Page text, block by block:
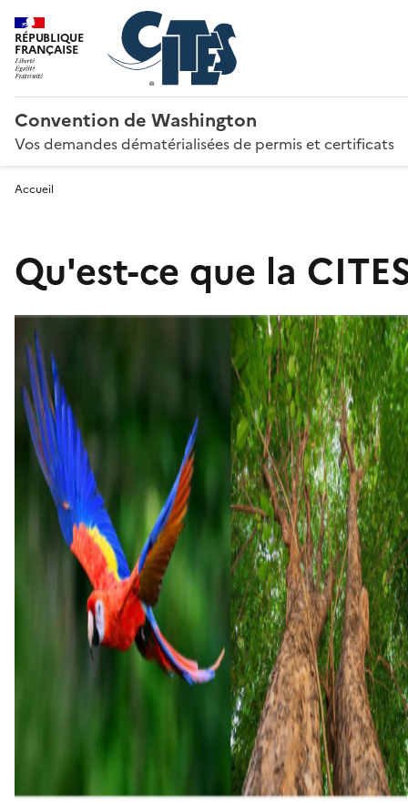
RÉPUBLIQUE
FRANÇAISE
Convention de Washington
Vos demandes dématérialisées de permis et certificats
Accueil
Qu'est-ce que la